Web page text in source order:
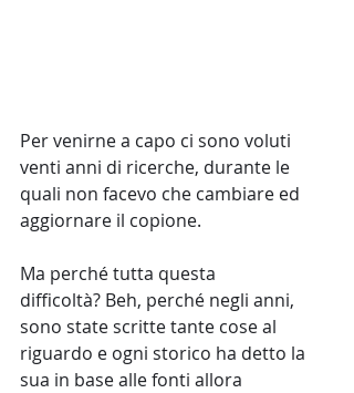
Per venirne a capo ci sono voluti
venti anni di ricerche, durante le
quali non facevo che cambiare ed
aggiornare il copione.
Ma perché tutta questa
difficoltà? Beh, perché negli anni,
sono state scritte tante cose al
riguardo e ogni storico ha detto la
sua in base alle fonti allora